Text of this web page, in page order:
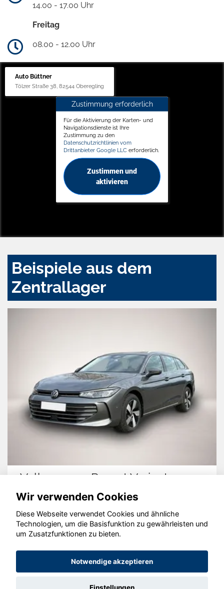
14.00 - 17.00 Uhr
Freitag
08.00 - 12.00 Uhr
Auto Büttner
Tölzer Straße 38, 82544 Oberegling
Zustimmung erforderlich
Für die Aktivierung der Karten- und
Navigationsdienste ist Ihre
Zustimmung zu den
Datenschutzrichtlinien vom
Drittanbieter Google LLC erforderlich.
Zustimmen und
aktivieren
Beispiele aus dem
Zentrallager
Volkswagen Passat Variant
© konjunkturmotor.de GmbH 2020 - 2026
Wir verwenden Cookies
Diese Webseite verwendet Cookies und ähnliche
Technologien, um die Basisfunktion zu gewährleisten und
um Zusatzfunktionen zu bieten.
Notwendige akzeptieren
Einstellungen